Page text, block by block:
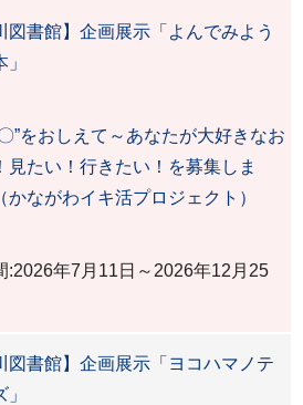
図書館】企画展示「よんでみよう
”をおしえて～あなたが大好きなお
見たい！行きたい！を募集しま
かながわイキ活プロジェクト）
:2026年7月11日～2026年12月25
図書館】企画展示「ヨコハマノテ